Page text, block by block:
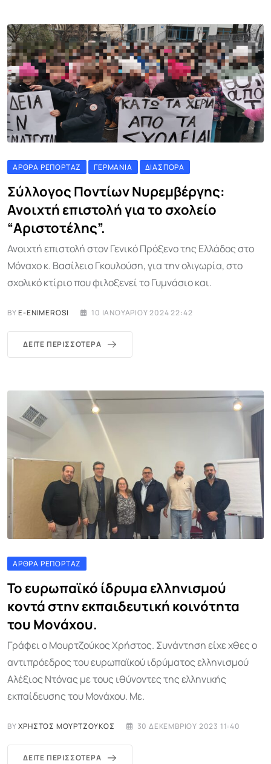
ΆΡΘΡΑ ΡΕΠΟΡΤΆΖ ΓΕΡΜΑΝΊΑ ΔΙΑΣΠΟΡΆ
Σύλλογος Ποντίων Νυρεμβέργης:
Ανοιχτή επιστολή για το σχολείο
“Αριστοτέλης”.
Ανοιχτή επιστολή στον Γενικό Πρόξενο της Ελλάδος στο
Μόναχο κ. Βασίλειο Γκουλούση, για την ολιγωρία, στο
σχολικό κτίριο που φιλοξενεί το Γυμνάσιο και.
BYE-ENIMEROSI 10 ΙΑΝΟΥΑΡΊΟΥ 2024 22:42
ΔΕΊΤΕ ΠΕΡΙΣΣΌΤΕΡΑ
ΆΡΘΡΑ ΡΕΠΟΡΤΆΖ
Το ευρωπαϊκό ίδρυμα ελληνισμού
κοντά στην εκπαιδευτική κοινότητα
του Μονάχου.
Γράφει ο Μουρτζούκος Χρήστος. Συνάντηση είχε χθες ο
αντιπρόεδρος του ευρωπαϊκού ιδρύματος ελληνισμού
Αλέξιος Ντόνας με τους ιθύνοντες της ελληνικής
εκπαίδευσης του Μονάχου. Mε.
BYΧΡΉΣΤΟΣ ΜΟΥΡΤΖΟΎΚΟΣ 30 ΔΕΚΕΜΒΡΊΟΥ 2023 11:40
ΔΕΊΤΕ ΠΕΡΙΣΣΌΤΕΡΑ